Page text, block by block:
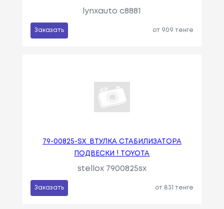
lynxauto c8881
Заказать от 909 тенге
79-00825-SX_ВТУЛКА СТАБИЛИЗАТОРА
ПОДВЕСКИ ! TOYOTA
stellox 7900825sx
Заказать от 831 тенге